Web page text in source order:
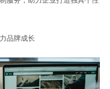
品牌成长